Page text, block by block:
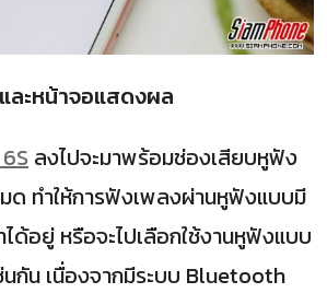
ละหน้าจอแสดงผล
ลงไปจะมาพร้อมช่องเสียบหูฟัง
ด ทำให้การฟังเพลงผ่านหูฟังแบบมี
ด้อยู่ หรือจะไปเลือกใช้งานหูฟังแบบ
นกัน เนื่องจากมีระบบ Bluetooth